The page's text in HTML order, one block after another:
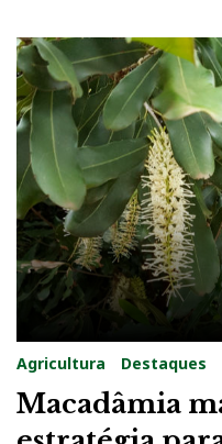
Agricultura Destaques
Macadâmia